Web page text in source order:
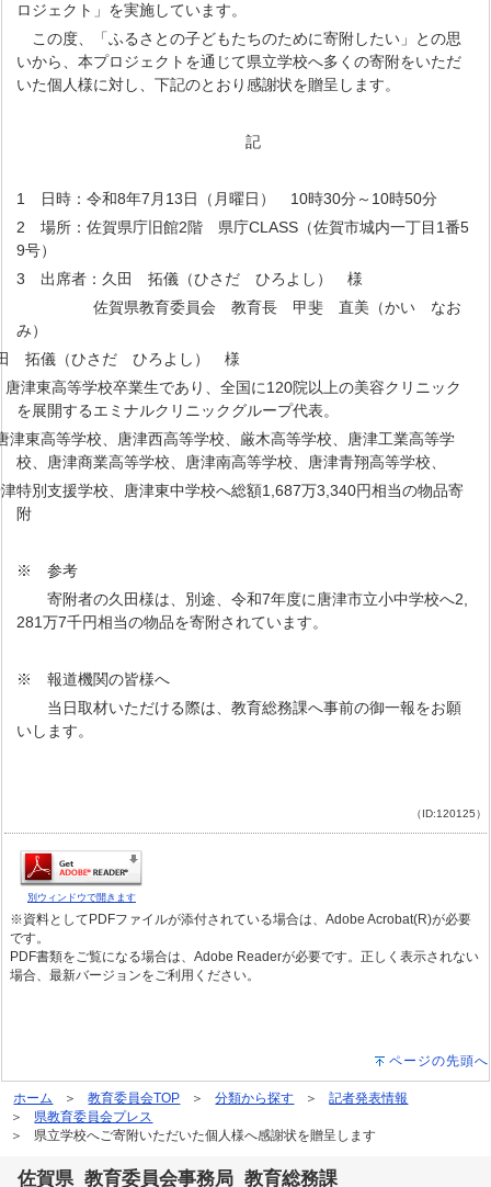
ロジェクト」を実施しています。
この度、「ふるさとの子どもたちのために寄附したい」との思
いから、本プロジェクトを通じて県立学校へ多くの寄附をいただ
いた個人様に対し、下記のとおり感謝状を贈呈します。
記
1 日時：令和8年7月13日（月曜日） 10時30分～10時50分
2 場所：佐賀県庁旧館2階 県庁CLASS（佐賀市城内一丁目1番5
9号）
3 出席者：久田 拓儀（ひさだ ひろよし） 様
佐賀県教育委員会 教育長 甲斐 直美（かい なお
み）
拓儀（ひさだ ひろよし） 様
校卒業生であり、全国に120院以上の美容クリニック
を展開するエミナルクリニックグループ代表。
東高等学校、唐津西高等学校、厳木高等学校、唐津工業高等学
校、唐津商業高等学校、唐津南高等学校、唐津青翔高等学校、
校、唐津東中学校へ総額1,687万3,340円相当の物品寄
附
※ 参考
寄附者の久田様は、別途、令和7年度に唐津市立小中学校へ2,
281万7千円相当の物品を寄附されています。
※ 報道機関の皆様へ
当日取材いただける際は、教育総務課へ事前の御一報をお願
いします。
（ID:120125）
別ウィンドウで開きます
※資料としてPDFファイルが添付されている場合は、Adobe Acrobat(R)が必要
です。
PDF書類をご覧になる場合は、Adobe Readerが必要です。正しく表示されない
場合、最新バージョンをご利用ください。
ページの先頭へ
ホーム 教育委員会TOP 分類から探す
記者発表情報
県教育委員会プレス
県立学校へご寄附いただいた個人様へ感謝状を贈呈します
佐賀県 教育委員会事務局 教育総務課